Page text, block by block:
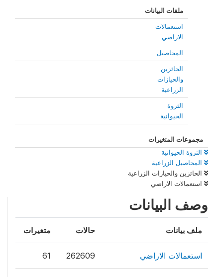
ملفات البيانات
استعمالات
الاراضي
المحاصيل
الحائزين
والحيازات
الزراعية
الثروة
الحيوانية
مجموعات المتغيرات
الثروة الحيوانية
المحاصيل الزراعية
الحائزين والحيازات الزراعية
استعمالات الاراضي
وصف البيانات
ملف بيانات حالات متغيرات
استعمالات الاراضي 262609
61